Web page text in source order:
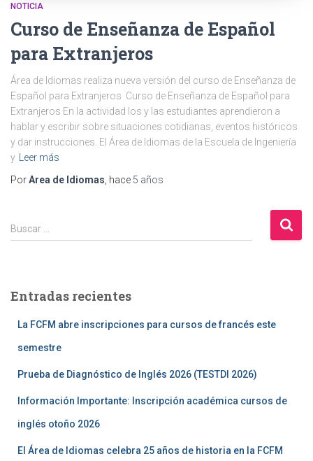
NOTICIA
Curso de Enseñanza de Español
para Extranjeros
Área de Idiomas realiza nueva versión del curso de Enseñanza de
Español para Extranjeros Curso de Enseñanza de Español para
Extranjeros En la actividad los y las estudiantes aprendieron a
hablar y escribir sobre situaciones cotidianas, eventos históricos
y dar instrucciones. El Área de Idiomas de la Escuela de Ingeniería
y
Leer más
PorArea de Idiomas , hace 5 años
B
u
r
Buscar …
Entradas recientes
La FCFM abre inscripciones para cursos de francés este
semestre
Prueba de Diagnóstico de Inglés 2026 (TESTDI 2026)
Información Importante: Inscripción académica cursos de
inglés otoño 2026
El Área de Idiomas celebra 25 años de historia en la FCFM